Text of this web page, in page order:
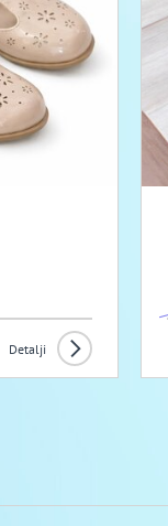
Detalji